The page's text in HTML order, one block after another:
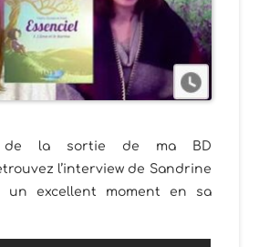
de la sortie de ma BD
l’interview de Sandrine
un excellent moment en sa